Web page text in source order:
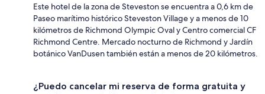
Este hotel de la zona de Steveston se encuentra a 0,6 km de
Paseo marítimo histórico Steveston Village y a menos de 10
kilómetros de Richmond Olympic Oval y Centro comercial CF
Richmond Centre. Mercado nocturno de Richmond y Jardín
botánico VanDusen también están a menos de 20 kilómetros.
¿Puedo cancelar mi reserva de forma gratuita y